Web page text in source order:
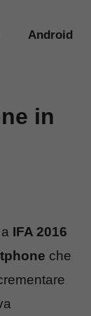
Android
in
IFA 2016
che